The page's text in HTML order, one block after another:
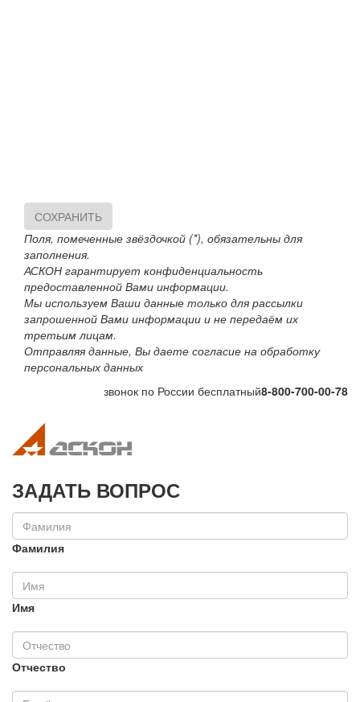
СОХРАНИТЬ
Поля, помеченные звёздочкой (*), обязательны для
заполнения.
АСКОН гарантирует конфиденциальность
предоставленной Вами информации.
Мы используем Ваши данные только для рассылки
запрошенной Вами информации и не передаём их
третьим лицам.
Отправляя данные, Вы даете согласие на обработку
персональных данных
звонок по России бесплатный8-800-700-00-78
ЗАДАТЬ ВОПРОС
Фамилия
Имя
Отчество